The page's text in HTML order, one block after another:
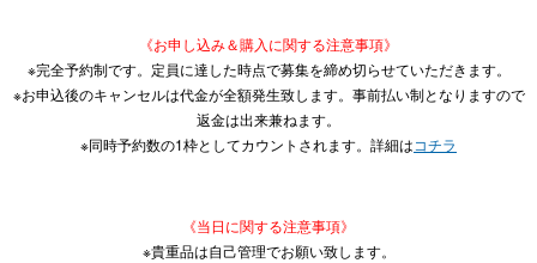
《お申し込み＆購入に関する注意事項》
※完全予約制です。定員に達した時点で募集を締め切らせていただきます。
※お申込後のキャンセルは代金が全額発生致します。事前払い制となりますので
返金は出来兼ねます。
※同時予約数の1枠としてカウントされます。詳細はコチラ
《当日に関する注意事項》
※貴重品は自己管理でお願い致します。